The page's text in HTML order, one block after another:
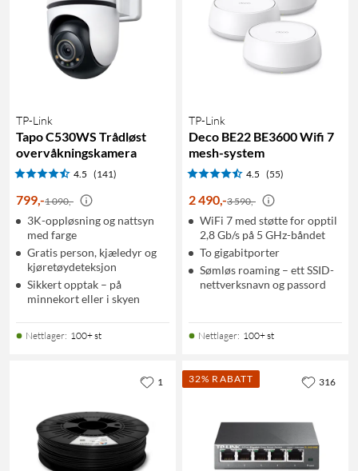
TP-Link
Tapo C530WS Trådløst
overvåkningskamera
4.5 (141)
799,-1 090,-
3K-oppløsning og nattsyn
med farge
Gratis person, kjæledyr og
kjøretøydeteksjon
Sikkert opptak – på
minnekort eller i skyen
Nettlager: 100+ st
TP-Link
Deco BE22 BE3600 Wifi 7
mesh-system
4.5 (55)
2 490,-3 590,-
WiFi 7 med støtte for opptil
2,8 Gb/s på 5 GHz-båndet
To gigabitporter
Sømløs roaming – ett SSID-
nettverksnavn og passord
Nettlager: 100+ st
1 32% RABATT 316